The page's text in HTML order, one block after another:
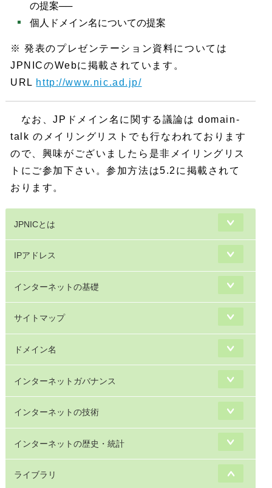
の提案──
個人ドメイン名についての提案
※ 発表のプレゼンテーション資料については
JPNICのWebに掲載されています。
URL http://www.nic.ad.jp/
なお、JPドメイン名に関する議論は domain-
talk のメイリングリストでも行なわれております
ので、興味がございましたら是非メイリングリス
トにご参加下さい。参加方法は5.2に掲載されて
おります。
JPNICとは
IPアドレス
インターネットの基礎
サイトマップ
ドメイン名
インターネットガバナンス
インターネットの技術
インターネットの歴史・統計
ライブラリ